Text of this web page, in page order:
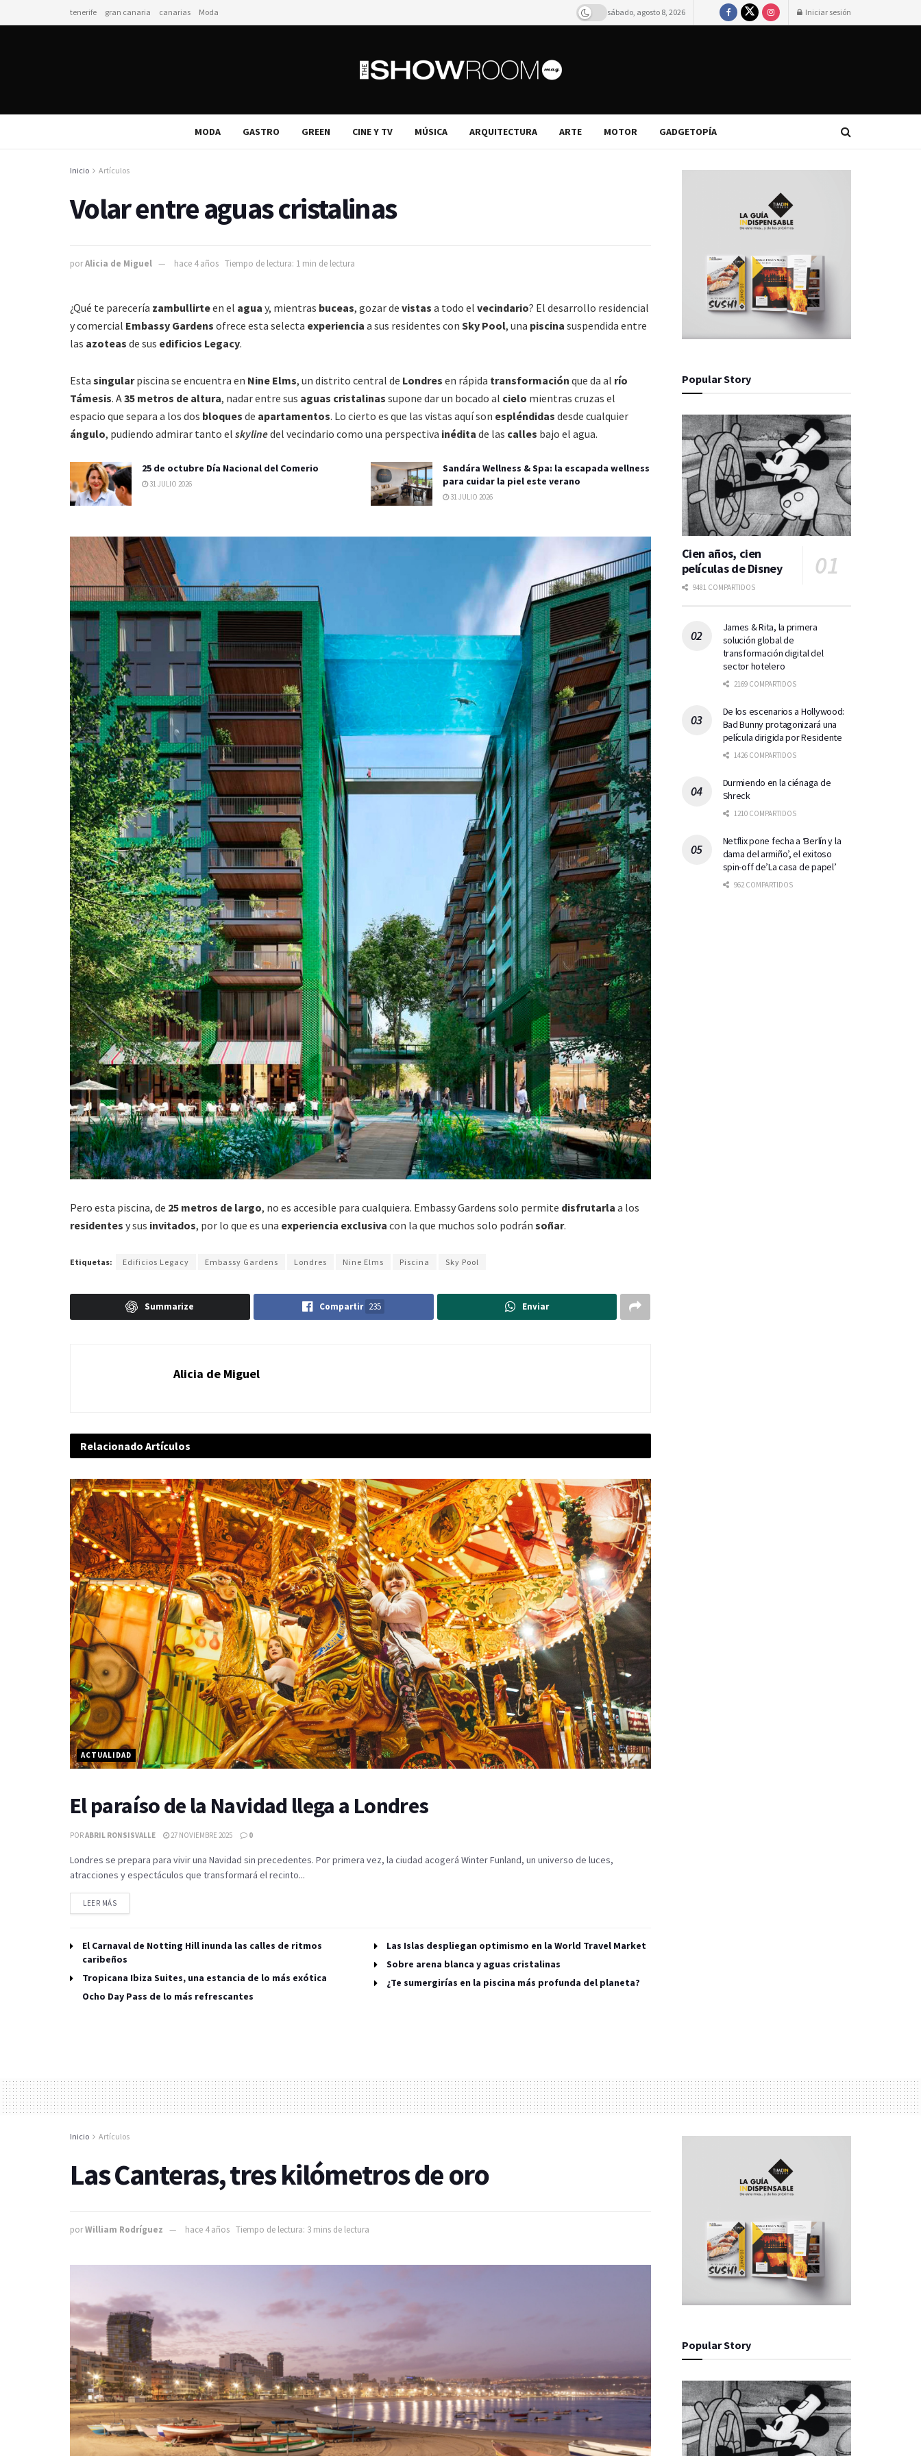
tenerife gran canaria canarias Moda sábado, agosto 8, 2026 Iniciar sesión
MODA GASTRO GREEN CINE Y TV MÚSICA ARQUITECTURA ARTE MOTOR GADGETOPÍA
Inicio Artículos
Volar entre aguas cristalinas
porAlicia de Miguel hace 4 años Tiempo de lectura: 1 min de lectura
¿Qué te parecería zambullirteen el agua y, mientras buceas, gozar de vistas a todo el vecindario? El desarrollo residencial
y comercial Embassy Gardens ofrece esta selecta experiencia a sus residentes con Sky Pool, una piscina suspendida entre
las azoteas de sus edificios Legacy.
Esta singularpiscina se encuentra en Nine Elms, un distrito central de Londres en rápida transformación que da al río
Támesis. A35 metros de altura, nadar entre sus aguas cristalinas supone dar un bocado al cielo mientras cruzas el
espacio que separa a los dos bloques de apartamentos. Lo cierto es que las vistas aquí son espléndidas desde cualquier
ángulo, pudiendo admirar tanto el skylinedel vecindario como una perspectiva inédita de las calles bajo el agua.
25 de octubre Día Nacional del Comerio
31 JULIO 2026
Sandára Wellness & Spa: la escapada wellness
para cuidar la piel este verano
31 JULIO 2026
Pero esta piscina, de 25 metros de largo, no es accesible para cualquiera. Embassy Gardens solo permite disfrutarla a los
residentes y sus invitados, por lo que es una experiencia exclusiva con la que muchos solo podrán soñar.
Etiquetas: Edificios Legacy Embassy Gardens Londres Nine Elms Piscina Sky Pool
Summarize Compartir 235 Enviar
Alicia de Miguel
Relacionado Artículos
ACTUALIDAD
El paraíso de la Navidad llega a Londres
PORABRIL RONSISVALLE 27 NOVIEMBRE 2025 0
Londres se prepara para vivir una Navidad sin precedentes. Por primera vez, la ciudad acogerá Winter Funland, un universo de luces,
atracciones y espectáculos que transformará el recinto...
LEER MÁS
El Carnaval de Notting Hill inunda las calles de ritmos
caribeños
Tropicana Ibiza Suites, una estancia de lo más exótica
Ocho Day Pass de lo más refrescantes
Las Islas despliegan optimismo en la World Travel Market
Sobre arena blanca y aguas cristalinas
¿Te sumergirías en la piscina más profunda del planeta?
Popular Story
Cien años, cien
películas de Disney
9481 COMPARTIDOS
James & Rita, la primera
solución global de
transformación digital del
sector hotelero
2169 COMPARTIDOS
De los escenarios a Hollywood:
Bad Bunny protagonizará una
película dirigida por Residente
1426 COMPARTIDOS
Durmiendo en la ciénaga de
Shreck
1210 COMPARTIDOS
Netflix pone fecha a ‘Berlín y la
dama del armiño’, el exitoso
spin-off de’La casa de papel’
962 COMPARTIDOS
Inicio Artículos
Las Canteras, tres kilómetros de oro
porWilliam Rodríguez hace 4 años Tiempo de lectura: 3 mins de lectura
Popular Story